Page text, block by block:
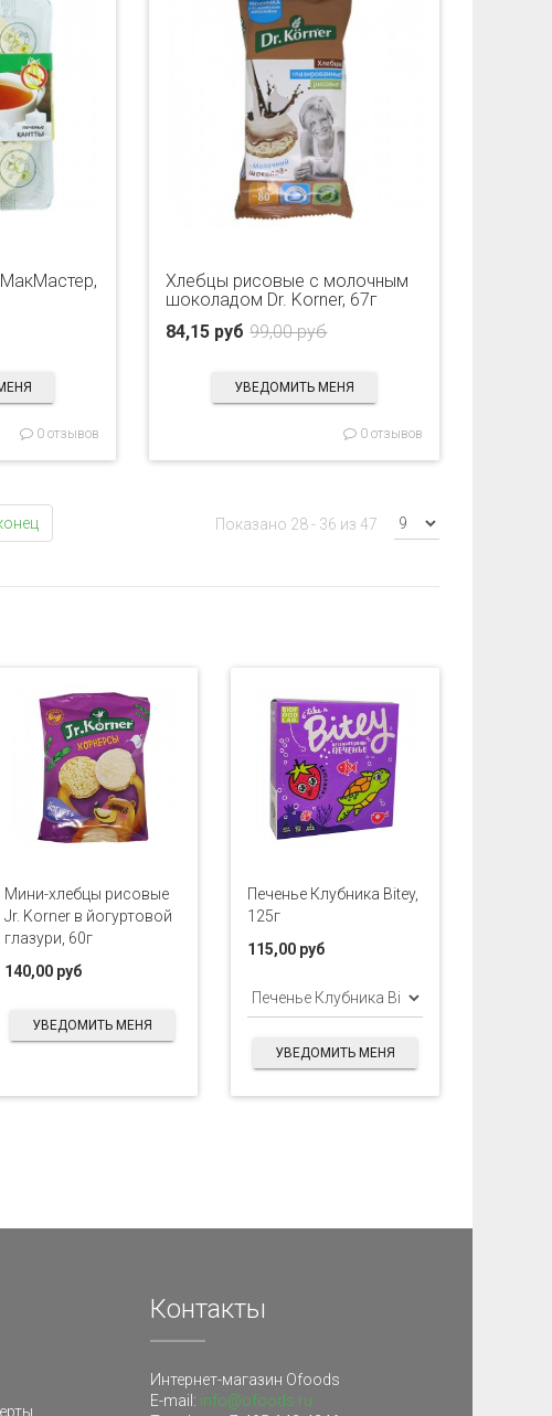
0 отзывов
Хлебцы рисовые с молочным
шоколадом Dr. Korner, 67г
99,00 руб
84,15 руб
УВЕДОМИТЬ МЕНЯ
0 отзывов
Показано 28 - 36 из 47
Мини-хлебцы рисовые
Jr. Korner в йогуртовой
глазури, 60г
140,00 руб
УВЕДОМИТЬ МЕНЯ
Печенье Клубника Bitey,
125г
115,00 руб
УВЕДОМИТЬ МЕНЯ
Контакты
Интернет-магазин Ofoods
E-mail: info@ofoods.ru